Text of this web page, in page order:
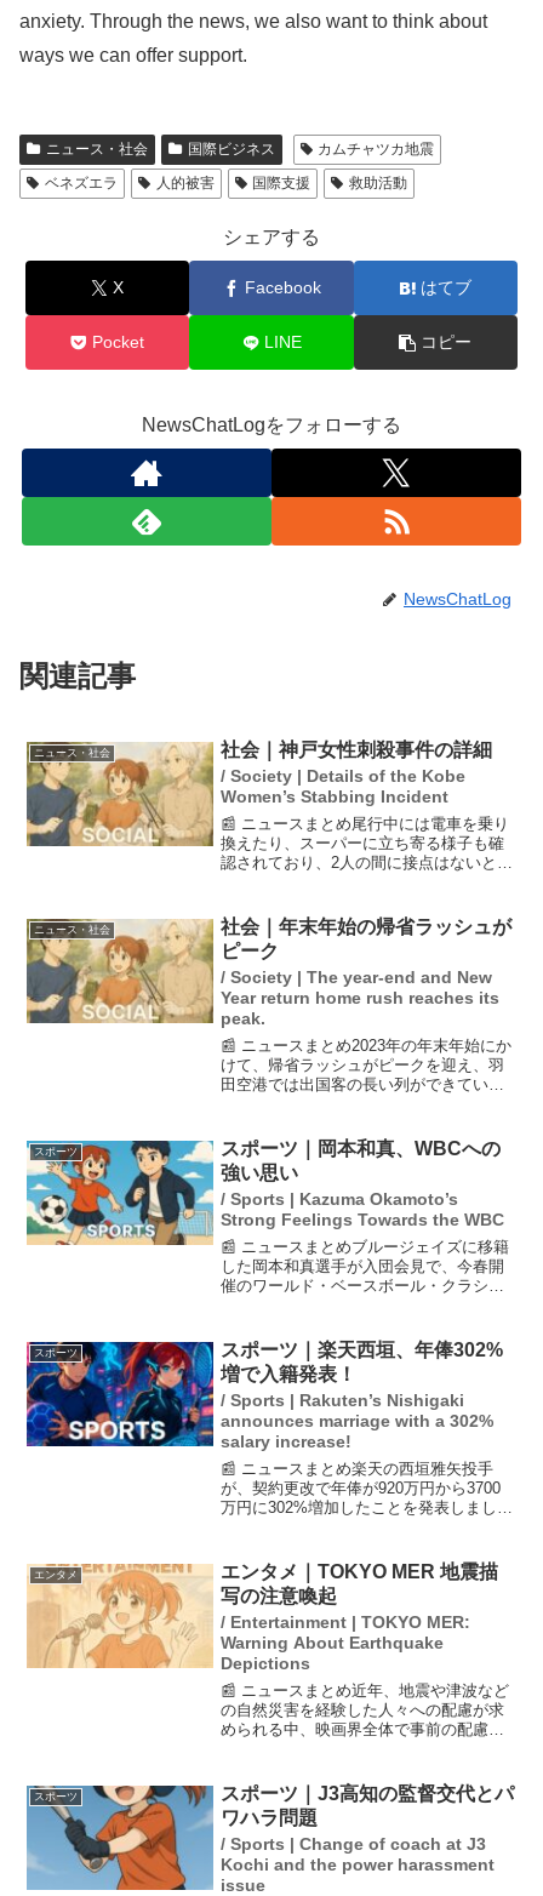
anxiety. Through the news, we also want to think about
ways we can offer support.
ニュース・社会 国際ビジネス
カムチャツカ地震
ベネズエラ
人的被害 国際支援 救助活動
シェアする
X Facebook はてブ
Pocket LINE コピー
NewsChatLogをフォローする
NewsChatLog
関連記事
ニュース・社会 社会｜神戸女性刺殺事件の詳細
/ Society | Details of the Kobe
Women’s Stabbing Incident
📰 ニュースまとめ尾行中には電車を乗り
換えたり、スーパーに立ち寄る様子も確
認されており、2人の間に接点はないとさ
された谷本将志容疑者（35）が、事件前
の約50分間、女...
ニュース・社会
社会｜年末年始の帰省ラッシュが
ピーク
/ Society | The year-end and New
Year return home rush reaches its
peak.
📰 ニュースまとめ2023年の年末年始にか
けて、帰省ラッシュがピークを迎え、羽
田空港では出国客の長い列ができてい
い。特にハワイ便の予約数が過去最高の
約2万5000人に...
スポーツ
スポーツ｜岡本和真、WBCへの
強い思い
/ Sports | Kazuma Okamoto’s
Strong Feelings Towards the WBC
📰 ニュースまとめブルージェイズに移籍
した岡本和真選手が入団会見で、今春開
催のワールド・ベースボール・クラシッ
る」と強調し、メジャー全30球団で唯一
カナダに本拠地を持つ...
スポーツ
スポーツ｜楽天西垣、年俸302%
増で入籍発表！
/ Sports | Rakuten’s Nishigaki
announces marriage with a 302%
salary increase!
📰 ニュースまとめ楽天の西垣雅矢投手
が、契約更改で年俸が920万円から3700
万円に302%増加したことを発表しまし
なりました」と喜びを語りました。ま
た、彼は結婚...
エンタメ
エンタメ｜TOKYO MER 地震描
写の注意喚起
/ Entertainment | TOKYO MER:
Warning About Earthquake
Depictions
📰 ニュースまとめ近年、地震や津波など
の自然災害を経験した人々への配慮が求
められる中、映画界全体で事前の配慮が
急救命室～CAPITAL CRISIS』の製作委
員会...
スポーツ
スポーツ｜J3高知の監督交代とパ
ワハラ問題
/ Sports | Change of coach at J3
Kochi and the power harassment
issue